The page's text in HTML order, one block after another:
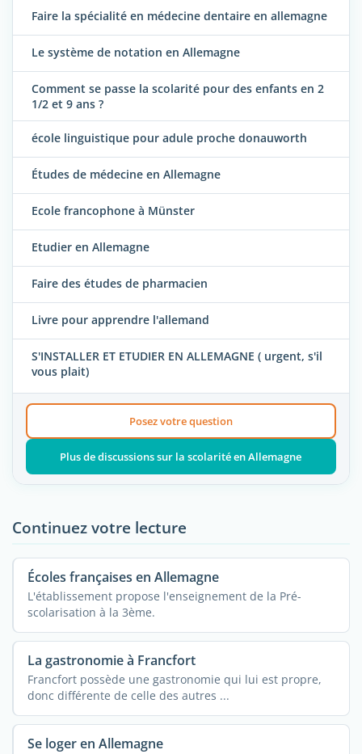
Faire la spécialité en médecine dentaire en allemagne
Le système de notation en Allemagne
Comment se passe la scolarité pour des enfants en 2
1/2 et 9 ans ?
école linguistique pour adule proche donauworth
Études de médecine en Allemagne
Ecole francophone à Münster
Etudier en Allemagne
Faire des études de pharmacien
Livre pour apprendre l'allemand
S'INSTALLER ET ETUDIER EN ALLEMAGNE ( urgent, s'il
vous plait)
Posez votre question
Plus de discussions sur la scolarité en Allemagne
Continuez votre lecture
Écoles françaises en Allemagne
L'établissement propose l'enseignement de la Pré-
scolarisation à la 3ème.
La gastronomie à Francfort
Francfort possède une gastronomie qui lui est propre,
donc différente de celle des autres ...
Se loger en Allemagne